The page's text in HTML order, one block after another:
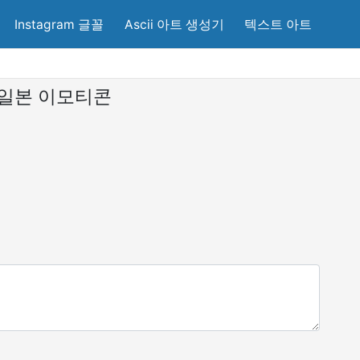
Instagram 글꼴 Ascii 아트 생성기 텍스트 아트
본 이모티콘